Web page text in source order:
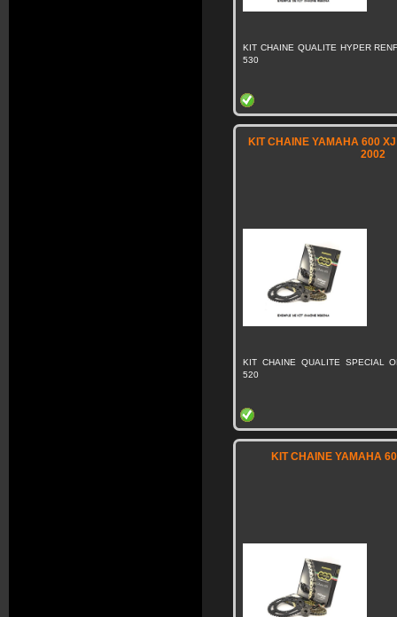
KIT CHAINE QUALITE HYPER
530
KIT CHAINE YAMAHA 600
2002
KIT CHAINE QUALITE SPECIAL
520
KIT CHAINE YAMAHA